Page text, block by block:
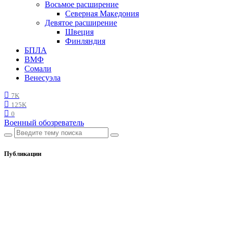
Восьмое расширение
Северная Македония
Девятое расширение
Швеция
Финляндия
БПЛА
ВМФ
Сомали
Венесуэла
7K
125K
0
Военный обозреватель
Публикации